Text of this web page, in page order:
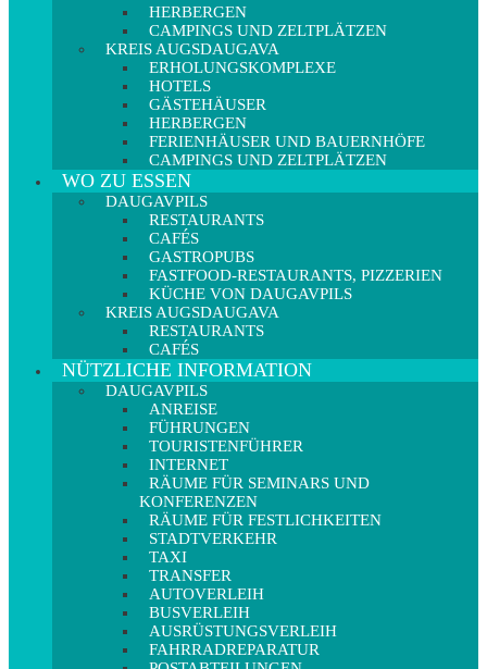
HERBERGEN
CAMPINGS UND ZELTPLÄTZEN
KREIS AUGSDAUGAVA
ERHOLUNGSKOMPLEXE
HOTELS
GÄSTEHÄUSER
HERBERGEN
FERIENHÄUSER UND BAUERNHÖFE
CAMPINGS UND ZELTPLÄTZEN
WO ZU ESSEN
DAUGAVPILS
RESTAURANTS
CAFÉS
GASTROPUBS
FASTFOOD-RESTAURANTS, PIZZERIEN
KÜCHE VON DAUGAVPILS
KREIS AUGSDAUGAVA
RESTAURANTS
CAFÉS
NÜTZLICHE INFORMATION
DAUGAVPILS
ANREISE
FÜHRUNGEN
TOURISTENFÜHRER
INTERNET
RÄUME FÜR SEMINARS UND
KONFERENZEN
RÄUME FÜR FESTLICHKEITEN
STADTVERKEHR
TAXI
TRANSFER
AUTOVERLEIH
BUSVERLEIH
AUSRÜSTUNGSVERLEIH
FAHRRADREPARATUR